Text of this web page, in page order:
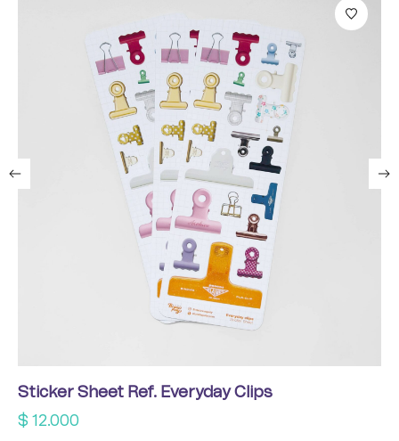
Sticker Sheet Ref. Everyday Clips
$ 12.000